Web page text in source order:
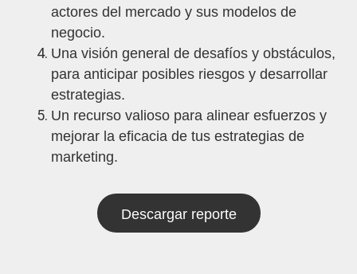
actores del mercado y sus modelos de
negocio.
Una visión general de desafíos y obstáculos,
para anticipar posibles riesgos y desarrollar
estrategias.
Un recurso valioso para alinear esfuerzos y
mejorar la eficacia de tus estrategias de
marketing.
Descargar reporte